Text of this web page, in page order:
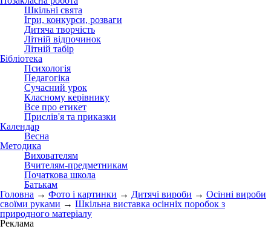
Шкільні свята
Ігри, конкурси, розваги
Дитяча творчість
Літній відпочинок
Літній табір
Бібліотека
Психологія
Педагогіка
Сучасний урок
Класному керівнику
Все про етикет
Прислів'я та приказки
Календар
Весна
Методика
Вихователям
Вчителям-предметникам
Початкова школа
Батькам
Головна → Фото і картинки → Дитячі вироби → Осінні вироби
своїми руками → Шкільна виставка осінніх поробок з
природного матеріалу
Реклама